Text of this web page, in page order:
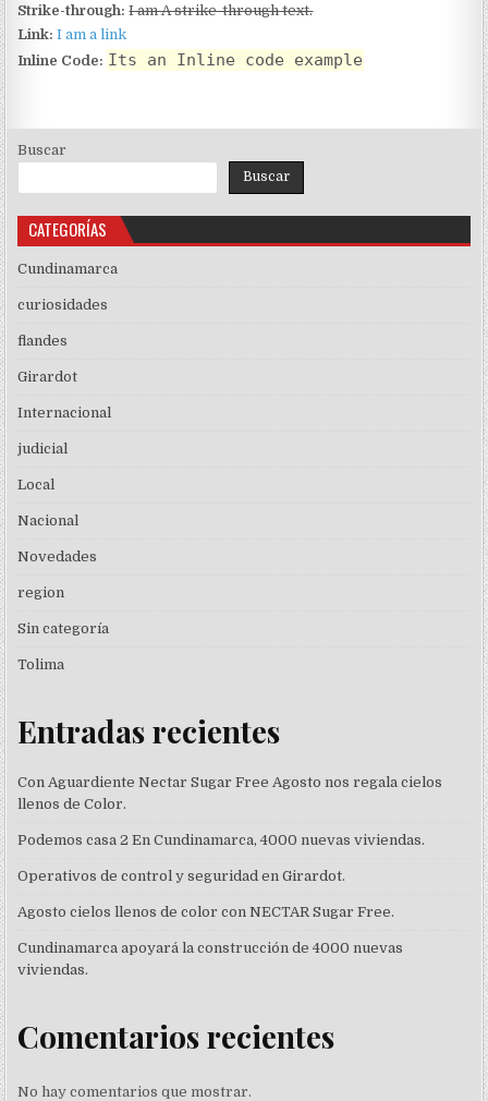
Strike-through: I am A strike-through text.
Link: I am a link
Inline Code: Its an Inline code example
Buscar
Buscar
CATEGORÍAS
Cundinamarca
curiosidades
flandes
Girardot
Internacional
judicial
Local
Nacional
Novedades
region
Sin categoría
Tolima
Entradas recientes
Con Aguardiente Nectar Sugar Free Agosto nos regala cielos
llenos de Color.
Podemos casa 2 En Cundinamarca, 4000 nuevas viviendas.
Operativos de control y seguridad en Girardot.
Agosto cielos llenos de color con NECTAR Sugar Free.
Cundinamarca apoyará la construcción de 4000 nuevas
viviendas.
Comentarios recientes
No hay comentarios que mostrar.